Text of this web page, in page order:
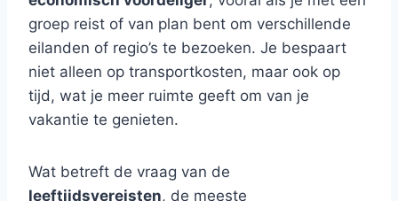
groep reist of van plan bent om verschillende
eilanden of regio’s te bezoeken. Je bespaart
niet alleen op transportkosten, maar ook op
tijd, wat je meer ruimte geeft om van je
vakantie te genieten.
Wat betreft de vraag van de
leeftijdsvereisten, de meeste